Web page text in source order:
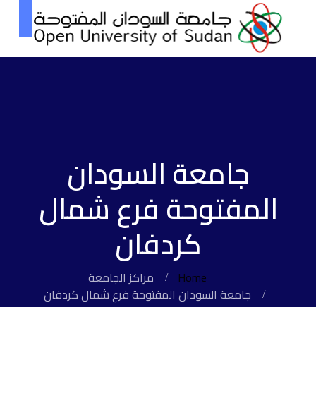
جامعة السودان
المفتوحة فرع شمال
كردفان
Home
مراكز الجامعة
جامعة السودان المفتوحة فرع شمال كردفان